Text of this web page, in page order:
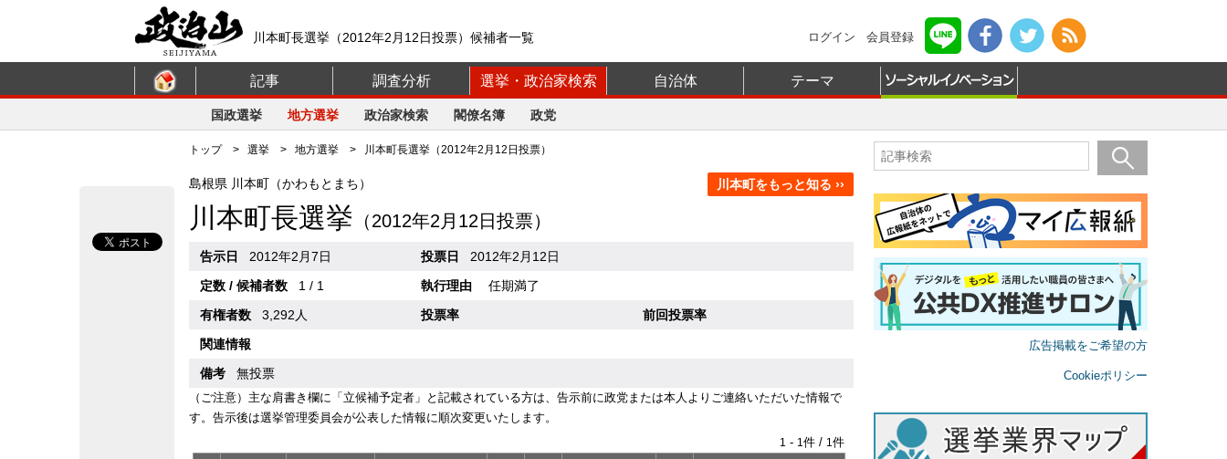
川本町長選挙（2012年2月12日投票）候補者一覧 ログイン 会員登録
記事 調査分析 選挙・政治家検索 自治体 テーマ
国政選挙 地方選挙 政治家検索 閣僚名簿 政党
トップ> 選挙 > 地方選挙 > 川本町長選挙（2012年2月12日投票）
川本町をもっと知る ››
島根県 川本町（かわもとまち）
川本町長選挙 （2012年2月12日投票）
告示日 2012年2月7日 投票日
2012年2月12日
定数 / 候補者数
1 / 1 執行理由
任期満了
有権者数
3,292人 投票率
前回投票率
関連情報
備考
無投票
（ご注意）主な肩書き欄に「立候補予定者」と記載されている方は、告示前に政党または本人よりご連絡いただいた情報で
す。告示後は選挙管理委員会が公表した情報に順次変更いたします。
1 - 1件 / 1件
広告掲載をご希望の方
Cookieポリシー